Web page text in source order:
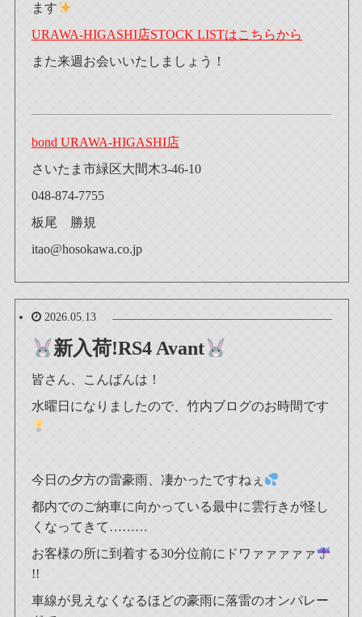
ます
URAWA-HIGASHI店STOCK LISTはこちらから
また来週お会いいたしましょう！
bond URAWA-HIGASHI店
さいたま市緑区大間木3-46-10
048-874-7755
板尾 勝規
itao@hosokawa.co.jp
2026.05.13
新入荷!RS4 Avant
皆さん、こんばんは！
水曜日になりましたので、竹内ブログのお時間です
今日の夕方の雷豪雨、凄かったですねぇ
都内でのご納車に向かっている最中に雲行きが怪し
くなってきて………
お客様の所に到着する30分位前にドワァァァァァ
!!
車線が見えなくなるほどの豪雨に落雷のオンパレー